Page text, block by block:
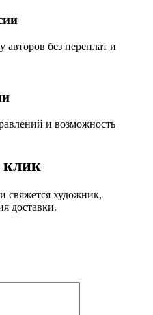
без переплат и
и возможность
клик
свяжется художник,
доставки.